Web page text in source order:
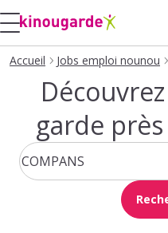
Accueil Jobs emploi nounou
garde